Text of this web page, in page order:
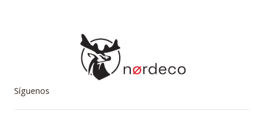
Síguenos